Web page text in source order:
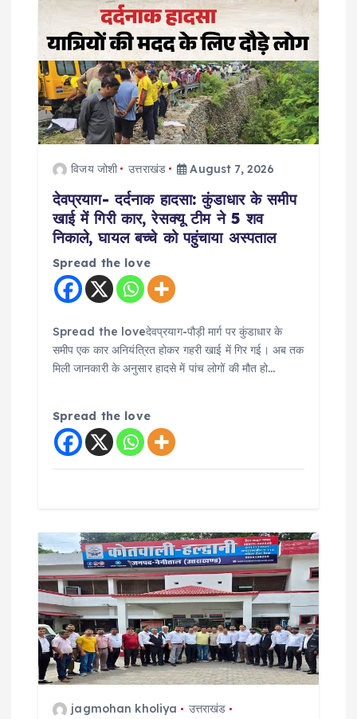
g
a
t
विजय जोशी उत्तराखंड August 7, 2026
देवप्रयाग- दर्दनाक हादसा: कुंडाधार के समीप
खाई में गिरी कार, रेसक्यू टीम ने 5 शव
निकाले, घायल बच्चे को पहुंचाया अस्पताल
Spread the love
Spread the loveदेवप्रयाग-पौड़ी मार्ग पर कुंडाधार के
समीप एक कार अनियंत्रित होकर गहरी खाई में गिर गई। अब तक
मिली जानकारी के अनुसार हादसे में पांच लोगों की मौत हो…
Spread the love
jagmohan kholiya
उत्तराखंड